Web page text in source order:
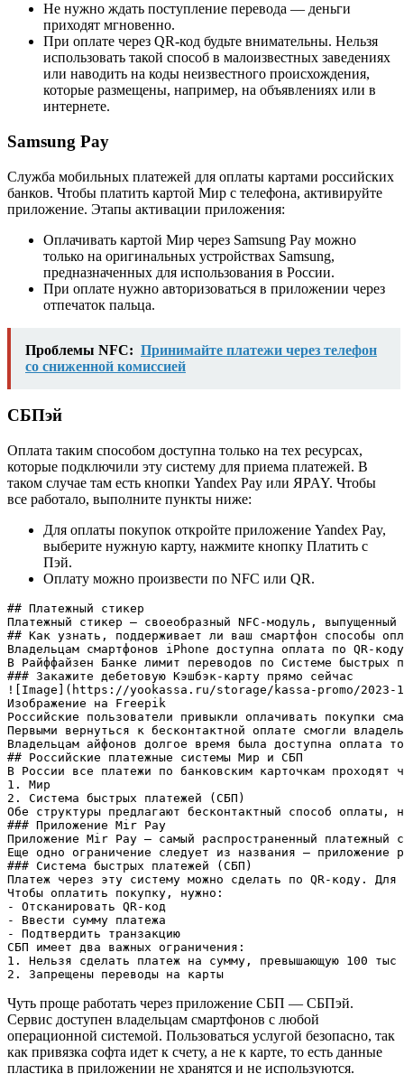
Не нужно ждать поступление перевода — деньги
приходят мгновенно.
При оплате через QR-код будьте внимательны. Нельзя
использовать такой способ в малоизвестных заведениях
или наводить на коды неизвестного происхождения,
которые размещены, например, на объявлениях или в
интернете.
Samsung Pay
Служба мобильных платежей для оплаты картами российских
банков. Чтобы платить картой Мир с телефона, активируйте
приложение. Этапы активации приложения:
Оплачивать картой Мир через Samsung Pay можно
только на оригинальных устройствах Samsung,
предназначенных для использования в России.
При оплате нужно авторизоваться в приложении через
отпечаток пальца.
Проблемы NFC: Принимайте платежи через телефон
со сниженной комиссией
СБПэй
Оплата таким способом доступна только на тех ресурсах,
которые подключили эту систему для приема платежей. В
таком случае там есть кнопки Yandex Pay или ЯPAY. Чтобы
все работало, выполните пункты ниже:
Для оплаты покупок откройте приложение Yandex Pay,
выберите нужную карту, нажмите кнопку Платить с
Пэй.
Оплату можно произвести по NFC или QR.
## Платежный стикер
Платежный стикер — своеобразный NFC-модуль,
## Как узнать, поддерживает ли ваш смартфон способы
Владельцам смартфонов iPhone доступна оплата по QR-
В Райффайзен Банке лимит переводов по Системе
### Закажите дебетовую Кэшбэк-карту прямо сейчас
![Image](https://yookassa.ru/storage/kassa-promo/2023-
Изображение на Freepik
Российские пользователи привыкли оплачивать покупки
Первыми вернуться к бесконтактной оплате смогли
Владельцам айфонов долгое время была доступна оплата
## Российские платежные системы Мир и СБП
В России все платежи по банковским карточкам проходят
1. Мир
2. Система быстрых платежей (СБП)
Обе структуры предлагают бесконтактный способ оплаты,
### Приложение Mir Pay
Приложение Mir Pay — самый распространенный
Еще одно ограничение следует из названия —
### Система быстрых платежей (СБП)
Платеж через эту систему можно сделать по QR-коду.
Чтобы оплатить покупку, нужно:
- Отсканировать QR-код
- Ввести сумму платежа
- Подтвердить транзакцию
СБП имеет два важных ограничения:
1. Нельзя сделать платеж на сумму, превышающую 100
2. Запрещены переводы на карты
Чуть проще работать через приложение СБП — СБПэй.
Сервис доступен владельцам смартфонов с любой
операционной системой. Пользоваться услугой безопасно, так
как привязка софта идет к счету, а не к карте, то есть данные
пластика в приложении не хранятся и не используются.